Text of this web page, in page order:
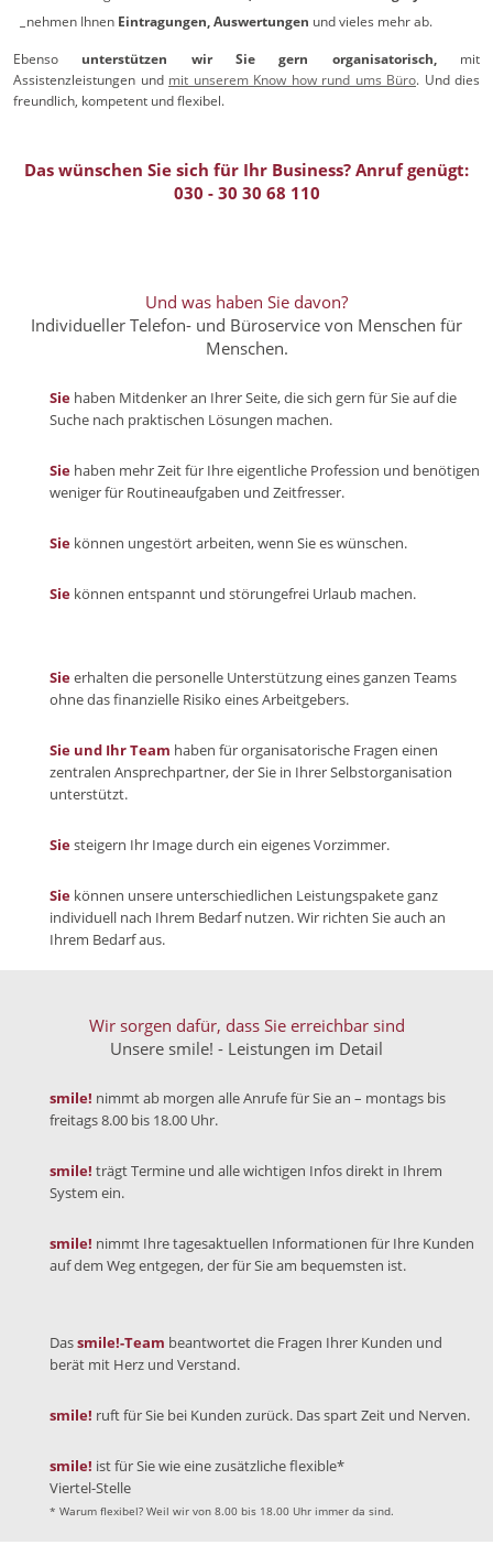
nehmen Ihnen Eintragungen, Auswertungen und vieles mehr ab.
Ebenso unterstützen wir Sie gern organisatorisch, mit
Assistenzleistungen und mit unserem Know how rund ums Büro. Und dies
freundlich, kompetent und flexibel.
Das wünschen Sie sich für Ihr Business? Anruf genügt:
030 - 30 30 68 110
Und was haben Sie davon?
Individueller Telefon- und Büroservice von Menschen für
Menschen.
Siehaben Mitdenker an Ihrer Seite, die sich gern für Sie auf die
Suche nach praktischen Lösungen machen.
Siehaben mehr Zeit für Ihre eigentliche Profession und benötigen
weniger für Routineaufgaben und Zeitfresser.
Siekönnen ungestört arbeiten, wenn Sie es wünschen.
Siekönnen entspannt und störungefrei Urlaub machen.
Sieerhalten die personelle Unterstützung eines ganzen Teams
ohne das finanzielle Risiko eines Arbeitgebers.
Sie und Ihr Team haben für organisatorische Fragen einen
zentralen Ansprechpartner, der Sie in Ihrer Selbstorganisation
unterstützt.
Siesteigern Ihr Image durch ein eigenes Vorzimmer.
Siekönnen unsere unterschiedlichen Leistungspakete ganz
individuell nach Ihrem Bedarf nutzen. Wir richten Sie auch an
Ihrem Bedarf aus.
Wir sorgen dafür, dass Sie erreichbar sind
Unsere smile! - Leistungen im Detail
smile! nimmt ab morgen alle Anrufe für Sie an – montags bis
freitags 8.00 bis 18.00 Uhr.
smile! trägt Termine und alle wichtigen Infos direkt in Ihrem
System ein.
smile! nimmt Ihre tagesaktuellen Informationen für Ihre Kunden
auf dem Weg entgegen, der für Sie am bequemsten ist.
Dassmile!-Team beantwortet die Fragen Ihrer Kunden und
berät mit Herz und Verstand.
smile! ruft für Sie bei Kunden zurück. Das spart Zeit und Nerven.
smile! ist für Sie wie eine zusätzliche flexible*
Viertel-Stelle
* Warum flexibel? Weil wir von 8.00 bis 18.00 Uhr immer da sind.